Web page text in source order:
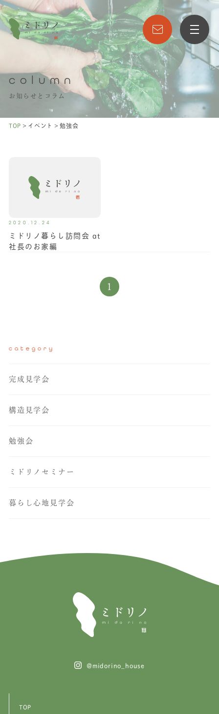
column
お知らせとコラム
TOP > イベント >勉強会
2020.12.24
ミドリノ暮らし訪問会 at
社長のお家編
1
category
完成見学会
構造見学会
勉強会
ミドリノセミナー
暮らし心地見学会
@midorino_house
TOP